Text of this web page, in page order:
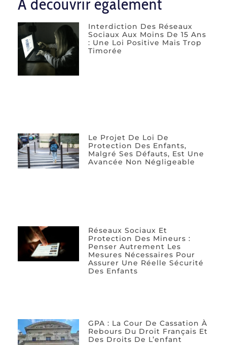
Interdiction Des Réseaux
Sociaux Aux Moins De 15 Ans
: Une Loi Positive Mais Trop
Timorée
Le Projet De Loi De
Protection Des Enfants,
Malgré Ses Défauts, Est Une
Avancée Non Négligeable
Réseaux Sociaux Et
Protection Des Mineurs :
Penser Autrement Les
Mesures Nécessaires Pour
Assurer Une Réelle Sécurité
Des Enfants
GPA : La Cour De Cassation À
Rebours Du Droit Français Et
Des Droits De L’enfant